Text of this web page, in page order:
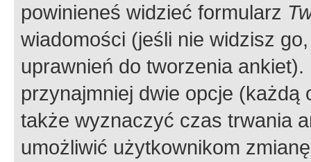
powinieneś widzieć formularz
wiadomości (jeśli nie widzisz
uprawnień do tworzenia
przynajmniej dwie opcje
także wyznaczyć czas trwania
umożliwić użytkownikom